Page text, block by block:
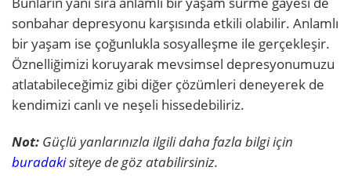
sonbahar depresyonu karşısında etkili olabilir. Anlamlı
bir yaşam ise çoğunlukla sosyalleşme ile gerçekleşir.
Öznelliğimizi koruyarak mevsimsel depresyonumuzu
atlatabileceğimiz gibi diğer çözümleri deneyerek de
kendimizi canlı ve neşeli hissedebiliriz.
Not: Güçlü yanlarınızla ilgili daha fazla bilgi için
buradakisiteye de göz atabilirsiniz.